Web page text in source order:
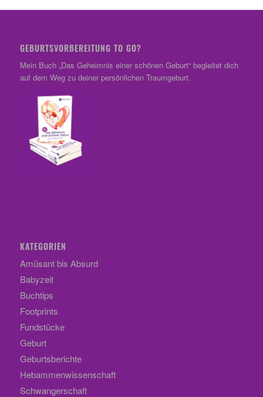
GEBURTSVORBEREITUNG TO GO?
Mein Buch „Das Geheimnis einer schönen Geburt“ begleitet dich
auf dem Weg zu deiner persönlichen Traumgeburt.
KATEGORIEN
Amüsant bis Absurd
Babyzeit
Buchtips
Footprints
Fundstücke
Geburt
Geburtsberichte
Hebammenwissenschaft
Schwangerschaft